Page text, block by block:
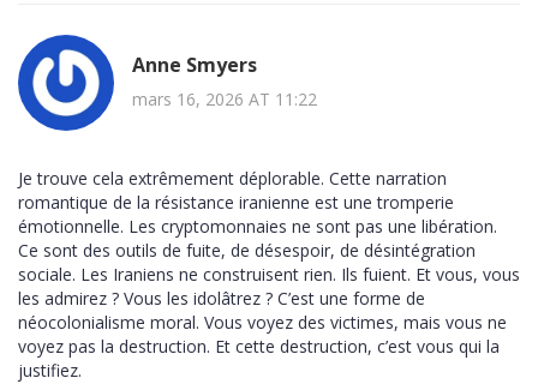
Anne Smyers
mars 16, 2026 AT 11:22
Je trouve cela extrêmement déplorable. Cette narration
romantique de la résistance iranienne est une tromperie
émotionnelle. Les cryptomonnaies ne sont pas une libération.
Ce sont des outils de fuite, de désespoir, de désintégration
sociale. Les Iraniens ne construisent rien. Ils fuient. Et vous, vous
les admirez ? Vous les idolâtrez ? C’est une forme de
néocolonialisme moral. Vous voyez des victimes, mais vous ne
voyez pas la destruction. Et cette destruction, c’est vous qui la
justifiez.